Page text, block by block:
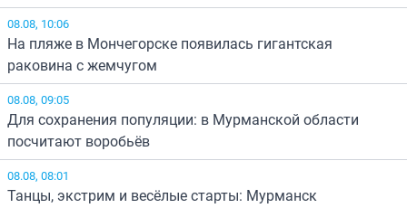
08.08, 10:06
На пляже в Мончегорске появилась гигантская
раковина с жемчугом
08.08, 09:05
Для сохранения популяции: в Мурманской области
посчитают воробьёв
08.08, 08:01
Танцы, экстрим и весёлые старты: Мурманск